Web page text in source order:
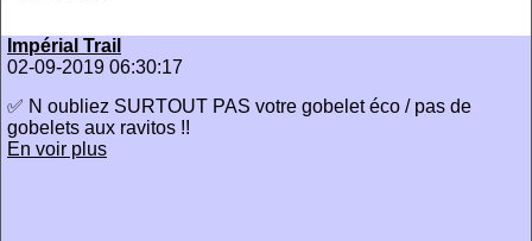
Impérial Trail
02-09-2019 06:30:17
✅ N oubliez SURTOUT PAS votre gobelet éco / pas de
gobelets aux ravitos !!
En voir plus